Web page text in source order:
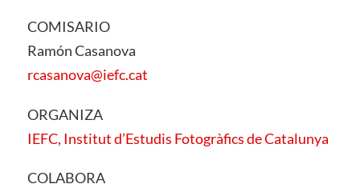
COMISARIO
Ramón Casanova
rcasanova@iefc.cat
ORGANIZA
IEFC, Institut d’Estudis Fotogràfics de Catalunya
COLABORA